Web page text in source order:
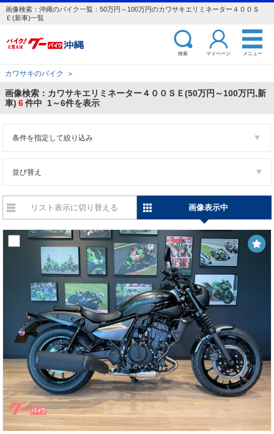
画像検索：沖縄のバイク一覧：50万円～100万円のカワサキエリミネーター４００Ｓ
Ｅ(新車)一覧
検索 マイページ メニュー
カワサキのバイク ＞
画像検索：カワサキエリミネーター４００ＳＥ(50万円～100万円,新
車) 6件中 1～6件を表示
条件を指定して絞り込み
並び替え
リスト表示に切り替える 画像表示中